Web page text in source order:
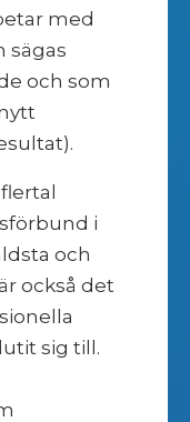
med
sägas
och som
i
och
också det
sig till.